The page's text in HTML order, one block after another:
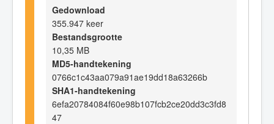
Gedownload
355.947 keer
Bestandsgrootte
10,35 MB
MD5-handtekening
0766c1c43aa079a91ae19dd18a63266b
SHA1-handtekening
6efa20784084f60e98b107fcb2ce20dd3c3fd8
47